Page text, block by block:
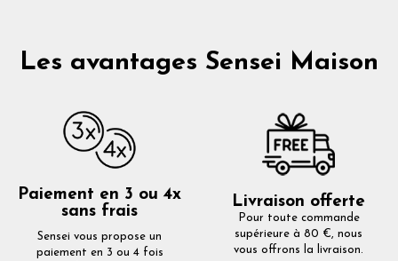
Les avantages Sensei Maison
Paiement en 3 ou 4x
sans frais
Sensei vous propose un
paiement en 3 ou 4 fois
Livraison offerte
Pour toute commande
supérieure à 80 €, nous
vous offrons la livraison.